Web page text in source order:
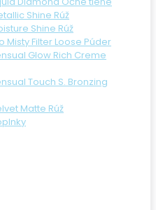
Shine Rúž
Shine Rúž
Misty Filter Loose Púder
Glow Rich Creme
Touch S. Bronzing
Matte Rúž